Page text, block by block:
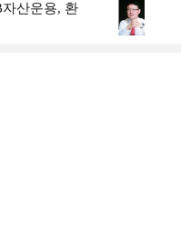
산운용, 환